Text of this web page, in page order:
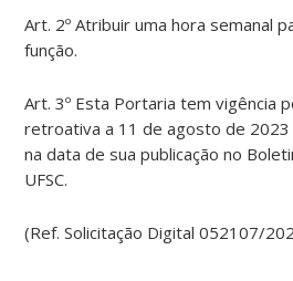
Art. 2º Atribuir uma hora semanal
função.
Art. 3º Esta Portaria tem vigência
retroativa a 11 de agosto de
na data de sua publicação no
UFSC.
(Ref. Solicitação Digital 052107/